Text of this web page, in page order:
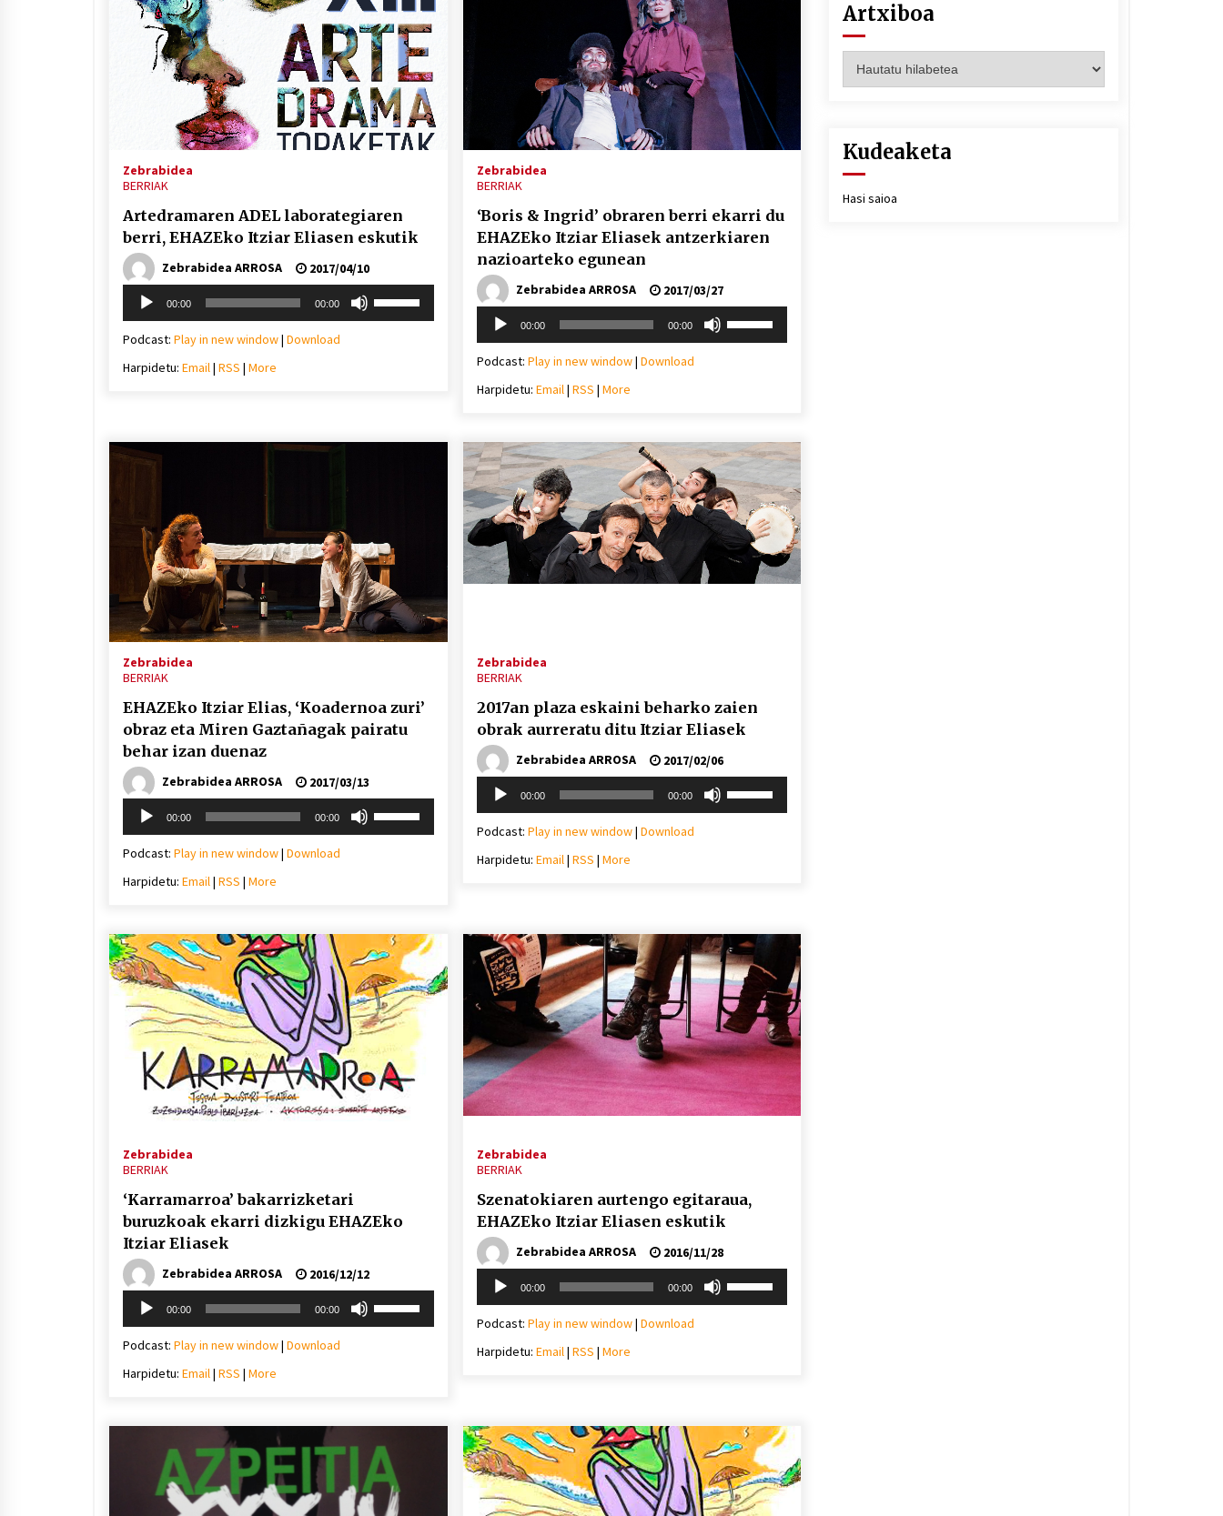
Zebrabidea
BERRIAK
Artedramaren ADEL laborategiaren
berri, EHAZEko Itziar Eliasen eskutik
Zebrabidea ARROSA
2017/04/10
Soinu
erreproduzigailua
00:00 00:00
Podcast: Play in new window| Download
Harpidetu: Email| RSS | More
Zebrabidea
BERRIAK
‘Boris & Ingrid’ obraren berri ekarri du
EHAZEko Itziar Eliasek antzerkiaren
nazioarteko egunean
Zebrabidea ARROSA
2017/03/27
Soinu
erreproduzigailua
00:00 00:00
jaisteko.
Podcast: Play in new window| Download
Harpidetu: Email| RSS | More
Zebrabidea
BERRIAK
EHAZEko Itziar Elias, ‘Koadernoa zuri’
obraz eta Miren Gaztañagak pairatu
behar izan duenaz
Zebrabidea ARROSA
2017/03/13
Soinu
erreproduzigailua
00:00 00:00
jaisteko.
Podcast: Play in new window| Download
Harpidetu: Email| RSS | More
Zebrabidea
BERRIAK
2017an plaza eskaini beharko zaien
obrak aurreratu ditu Itziar Eliasek
Zebrabidea ARROSA
2017/02/06
Soinu
erreproduzigailua
00:00 00:00
Podcast: Play in new window| Download
Harpidetu: Email| RSS | More
Zebrabidea
BERRIAK
‘Karramarroa’ bakarrizketari
buruzkoak ekarri dizkigu EHAZEko
Itziar Eliasek
Zebrabidea ARROSA
2016/12/12
Soinu
erreproduzigailua
00:00 00:00
Podcast: Play in new window| Download
Harpidetu: Email| RSS | More
Zebrabidea
BERRIAK
Szenatokiaren aurtengo egitaraua,
EHAZEko Itziar Eliasen eskutik
Zebrabidea ARROSA
2016/11/28
Soinu
erreproduzigailua
00:00 00:00
Podcast: Play in new window| Download
Harpidetu: Email| RSS | More
Artxiboa
Kudeaketa
Hasi saioa